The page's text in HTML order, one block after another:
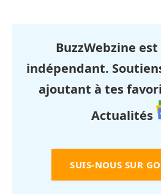
BuzzWebzine
indépendant.
ajoutant à tes
Actualités
SUIS-NOUS SUR